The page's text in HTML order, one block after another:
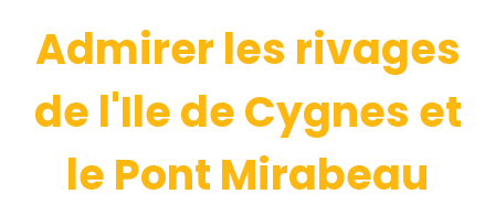
Admirer les rivages
de l'Ile de Cygnes et
le Pont Mirabeau